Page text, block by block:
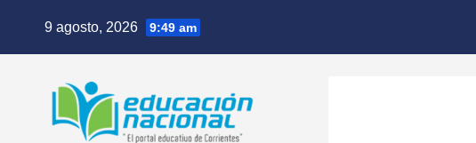
9 agosto, 2026 9:49 am